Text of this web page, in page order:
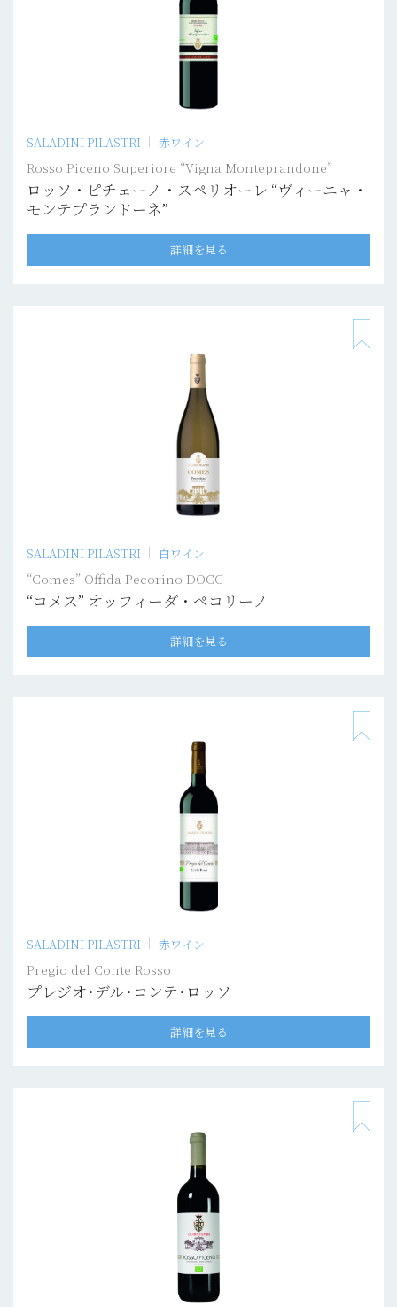
SALADINI PILASTRI 赤ワイン
Rosso Piceno Superiore “Vigna Monteprandone”
ロッソ・ピチェーノ・スペリオーレ “ヴィーニャ・
モンテプランドーネ”
詳細を見る
SALADINI PILASTRI 白ワイン
“Comes” Offida Pecorino DOCG
“コメス” オッフィーダ・ペコリーノ
詳細を見る
SALADINI PILASTRI 赤ワイン
Pregio del Conte Rosso
プレジオ･デル･コンテ･ロッソ
詳細を見る